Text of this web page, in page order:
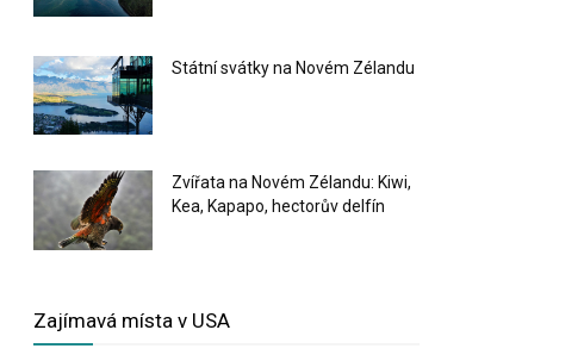
Státní svátky na Novém Zélandu
Zvířata na Novém Zélandu: Kiwi,
Kea, Kapapo, hectorův delfín
Zajímavá místa v USA